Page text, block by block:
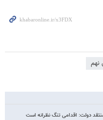
نهم
دولت: اقدامی تنگ نظرانه است